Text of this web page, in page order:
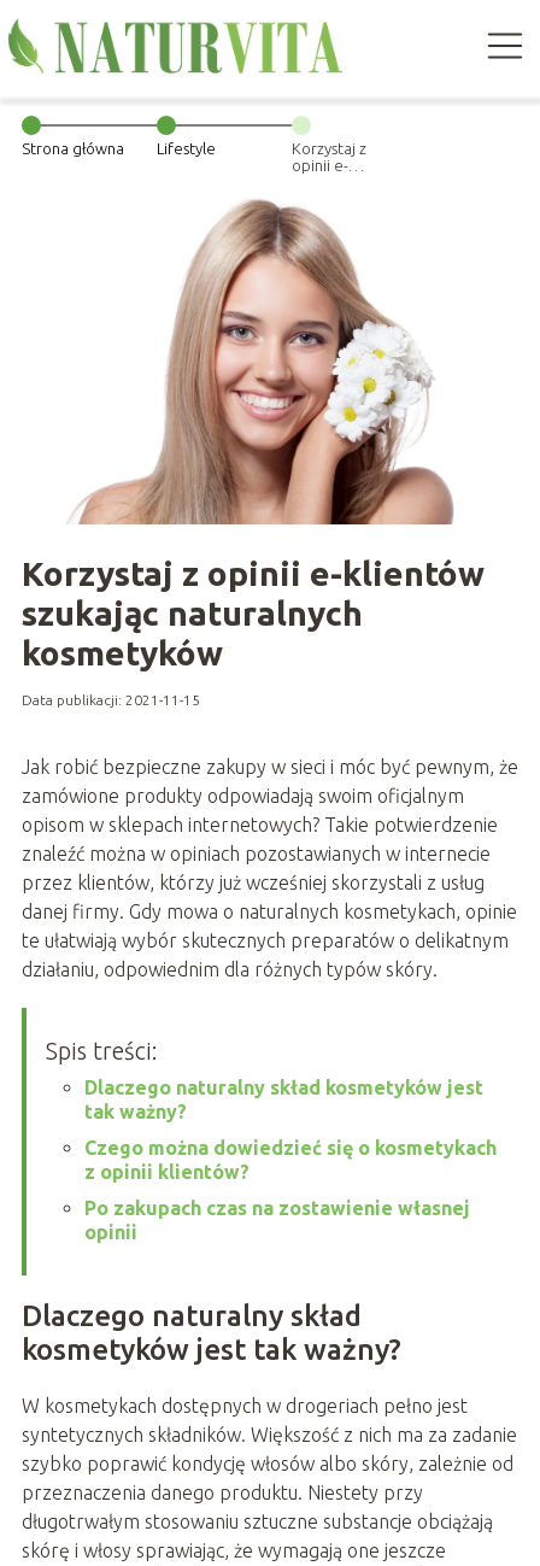
Strona główna Lifestyle
Korzystaj z
opinii e-
naturalnych
kosmetyków
Korzystaj z opinii e-klientów
szukając naturalnych
kosmetyków
Data publikacji: 2021-11-15
Jak robić bezpieczne zakupy w sieci i móc być pewnym, że
zamówione produkty odpowiadają swoim oficjalnym
opisom w sklepach internetowych? Takie potwierdzenie
znaleźć można w opiniach pozostawianych w internecie
przez klientów, którzy już wcześniej skorzystali z usług
danej firmy. Gdy mowa o naturalnych kosmetykach, opinie
te ułatwiają wybór skutecznych preparatów o delikatnym
działaniu, odpowiednim dla różnych typów skóry.
Spis treści:
Dlaczego naturalny skład kosmetyków jest
tak ważny?
Czego można dowiedzieć się o kosmetykach
z opinii klientów?
Po zakupach czas na zostawienie własnej
opinii
Dlaczego naturalny skład
kosmetyków jest tak ważny?
W kosmetykach dostępnych w drogeriach pełno jest
syntetycznych składników. Większość z nich ma za zadanie
szybko poprawić kondycję włosów albo skóry, zależnie od
przeznaczenia danego produktu. Niestety przy
długotrwałym stosowaniu sztuczne substancje obciążają
skórę i włosy sprawiając, że wymagają one jeszcze